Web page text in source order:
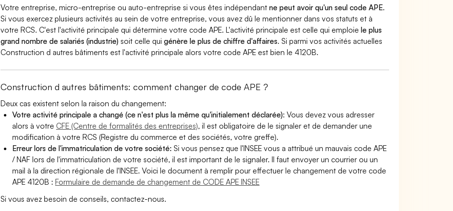
Votre entreprise, micro-entreprise ou auto-entreprise si vous êtes indépendantne peut avoir qu'un seul code APE.
Si vous exercez plusieurs activités au sein de votre entreprise, vous avez dû le mentionner dans vos statuts et à
votre RCS. C'est l'activité principale qui détermine votre code APE. L'activité principale est celle qui emploiele plus
grand nombre de salariés (industrie) soit celle quigénère le plus de chiffre d'affaires. Si parmi vos activités actuelles
Construction d autres bâtiments est l'activité principale alors votre code APE est bien le 4120B.
Construction d autres bâtiments: comment changer de code APE ?
Deux cas existent selon la raison du changement:
Votre activité principale a changé (ce n'est plus la même qu'initialement déclarée): Vous devez vous adresser
alors à votre CFE (Centre de formalités des entreprises), il est obligatoire de le signaler et de demander une
modification à votre RCS (Registre du commerce et des sociétés, votre greffe).
Erreur lors de l'immatriculation de votre société:Si vous pensez que l'INSEE vous a attribué un mauvais code APE
/ NAF lors de l'immatriculation de votre société, il est important de le signaler. Il faut envoyer un courrier ou un
mail à la direction régionale de l'INSEE. Voici le document à remplir pour effectuer le changement de votre code
APE 4120B :Formulaire de demande de changement de CODE APE INSEE
Si vous avez besoin de conseils, contactez-nous.